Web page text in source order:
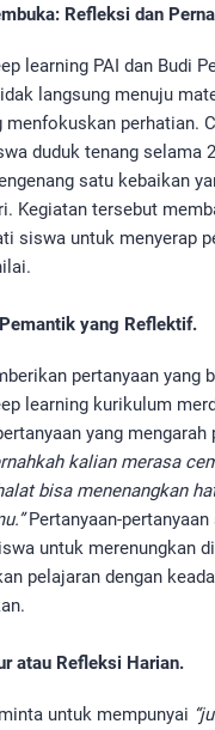
Refleksi dan
learning PAI dan Budi
langsung menuju
menfokuskan perhatian.
duduk tenang selama
satu kebaikan
Kegiatan tersebut
siswa untuk menyerap
yang Reflektif.
pertanyaan yang
learning kurikulum
yang
kalian merasa
bisa menenangkan
Pertanyaan-
untuk merenungkan
pelajaran dengan
atau Refleksi Harian.
untuk mempunyai